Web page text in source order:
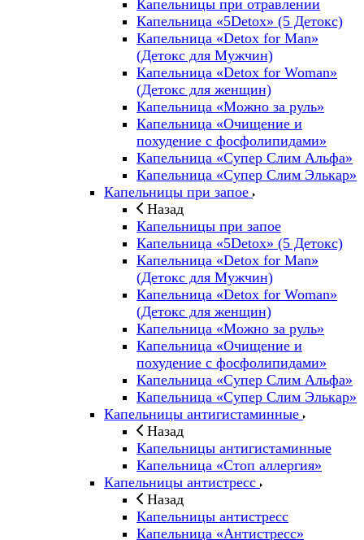
Капельницы при отравлении
Капельница «5Detox» (5 Детокс)
Капельница «Detox for Man»
(Детокс для Мужчин)
Капельница «Detox for Woman»
(Детокс для женщин)
Капельница «Можно за руль»
Капельница «Очищение и
похудение с фосфолипидами»
Капельница «Супер Слим Альфа»
Капельница «Супер Слим Элькар»
Капельницы при запое
Назад
Капельницы при запое
Капельница «5Detox» (5 Детокс)
Капельница «Detox for Man»
(Детокс для Мужчин)
Капельница «Detox for Woman»
(Детокс для женщин)
Капельница «Можно за руль»
Капельница «Очищение и
похудение с фосфолипидами»
Капельница «Супер Слим Альфа»
Капельница «Супер Слим Элькар»
Капельницы антигистаминные
Назад
Капельницы антигистаминные
Капельница «Стоп аллергия»
Капельницы антистресс
Назад
Капельницы антистресс
Капельница «Антистресс»